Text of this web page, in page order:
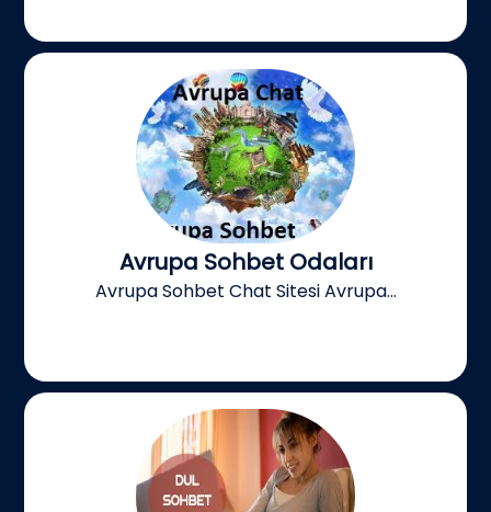
Avrupa Sohbet Odaları
Avrupa Sohbet Chat Sitesi Avrupa...